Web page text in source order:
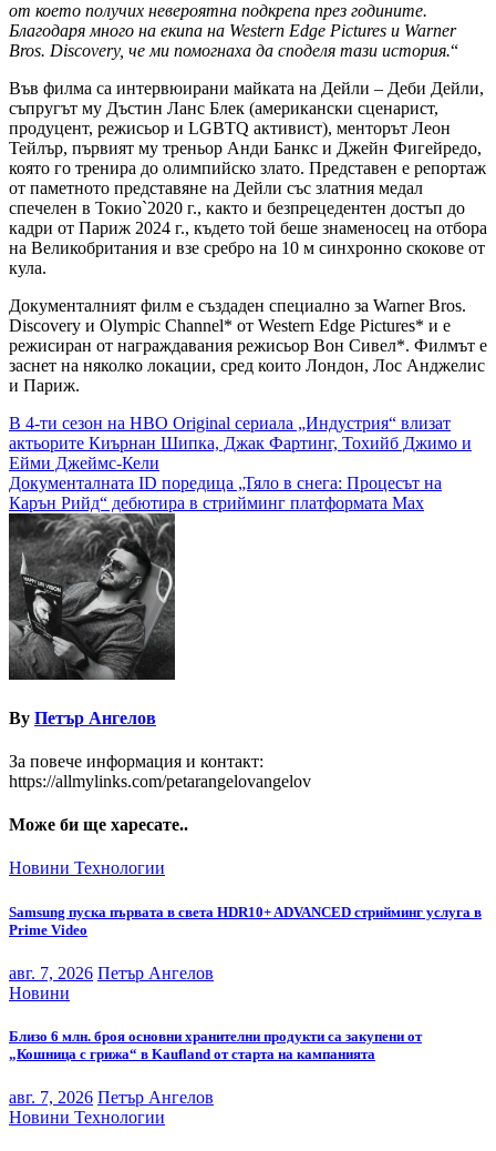
от което получих невероятна подкрепа през годините.
Благодаря много на екипа на Western Edge Pictures и Warner
Bros. Discovery, че ми помогнаха да споделя тази история.“
Във филма са интервюирани майката на Дейли – Деби Дейли,
съпругът му Дъстин Ланс Блек (американски сценарист,
продуцент, режисьор и LGBTQ активист), менторът Леон
Тейлър, първият му треньор Анди Банкс и Джейн Фигейредо,
която го тренира до олимпийско злато. Представен е репортаж
от паметното представяне на Дейли със златния медал
спечелен в Токио`2020 г., както и безпрецедентен достъп до
кадри от Париж 2024 г., където той беше знаменосец на отбора
на Великобритания и взе сребро на 10 м синхронно скокове от
кула.
Документалният филм е създаден специално за Warner Bros.
Discovery и Olympic Channel* от Western Edge Pictures* и е
режисиран от награждавания режисьор Вон Сивел*. Филмът е
заснет на няколко локации, сред които Лондон, Лос Анджелис
и Париж.
Навигация
В 4-ти сезон на HBO Original сериала „Индустрия“ влизат
актьорите Киърнан Шипка, Джак Фартинг, Тохийб Джимо и
Ейми Джеймс-Кели
Документалната ID поредица „Тяло в снега: Процесът на
Карън Рийд“ дебютира в стрийминг платформата Max
By Петър Ангелов
За повече информация и контакт:
https://allmylinks.com/petarangelovangelov
Може би ще харесате..
Новини Технологии
Samsung пуска първата в света HDR10+ ADVANCED стрийминг услуга в
Prime Video
авг. 7, 2026 Петър Ангелов
Новини
Близо 6 млн. броя основни хранителни продукти са закупени от
„Кошница с грижа“ в Kaufland от старта на кампанията
авг. 7, 2026 Петър Ангелов
Новини Технологии